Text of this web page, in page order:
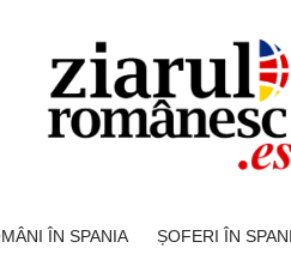
ÎN SPANIA ȘOFERI ÎN